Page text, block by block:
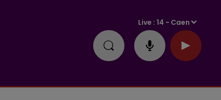
Live :14 - Caen